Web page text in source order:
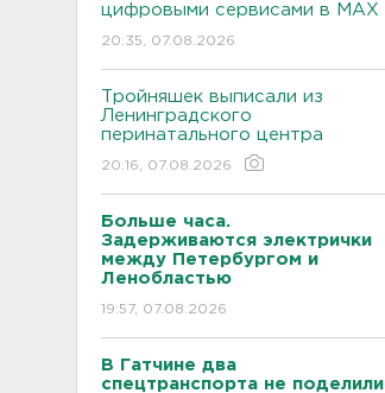
цифровыми сервисами в МАХ
20:35, 07.08.2026
Тройняшек выписали из
Ленинградского
перинатального центра
20:16, 07.08.2026
Больше часа.
Задерживаются электрички
между Петербургом и
Ленобластью
19:57, 07.08.2026
В Гатчине два
спецтранспорта не поделили